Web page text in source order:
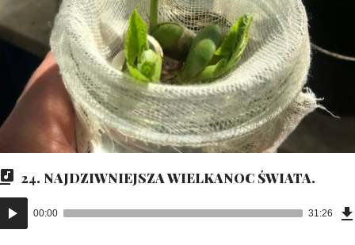
24. NAJDZIWNIEJSZA WIELKANOC ŚWIATA.
00:00 31:26